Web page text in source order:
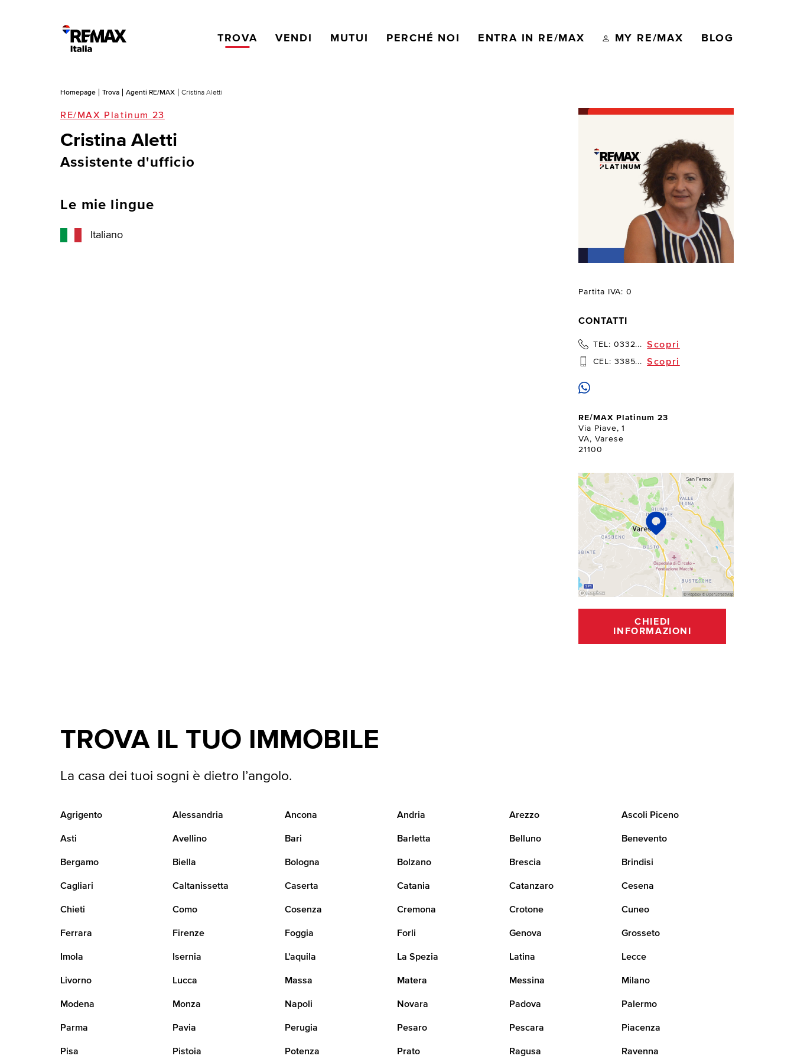
TROVA VENDI MUTUI PERCHÉ NOI ENTRA IN RE/MAX MY RE/MAX BLOG
Homepage Trova Agenti RE/MAX Cristina Aletti
Partita IVA: 0
CONTATTI
TEL: 0332... Scopri
CEL: 3385... Scopri
RE/MAX Platinum 23
Via Piave, 1
VA, Varese
21100
CHIEDI
INFORMAZIONI
RE/MAX Platinum 23
Cristina Aletti
Assistente d'ufficio
Le mie lingue
Italiano
TROVA IL TUO IMMOBILE
La casa dei tuoi sogni è dietro l’angolo.
Agrigento Alessandria Ancona Andria Arezzo Ascoli Piceno
Asti Avellino Bari Barletta Belluno Benevento
Bergamo Biella Bologna Bolzano Brescia Brindisi
Cagliari Caltanissetta Caserta Catania Catanzaro Cesena
Chieti Como Cosenza Cremona Crotone Cuneo
Ferrara Firenze Foggia Forli Genova Grosseto
Imola Isernia L'aquila La Spezia Latina Lecce
Livorno Lucca Massa Matera Messina Milano
Modena Monza Napoli Novara Padova Palermo
Parma Pavia Perugia Pesaro Pescara Piacenza
Pisa Pistoia Potenza Prato Ragusa Ravenna